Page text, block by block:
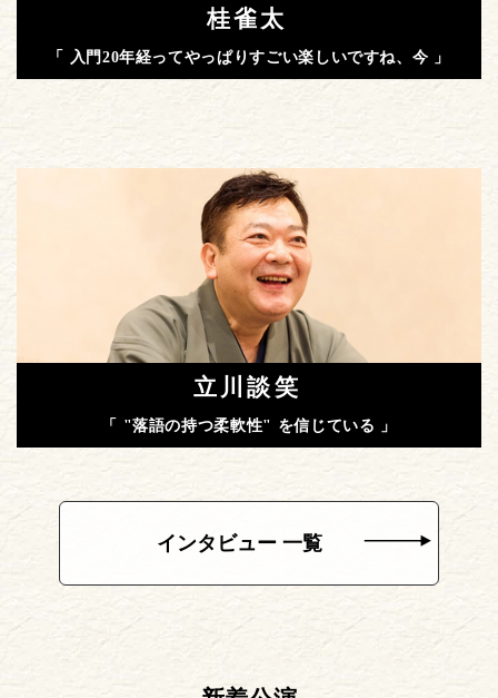
桂雀太
「 入門20年経ってやっぱりすごい楽しいですね、今 」
立川談笑
「 "落語の持つ柔軟性" を信じている 」
インタビュー 一覧